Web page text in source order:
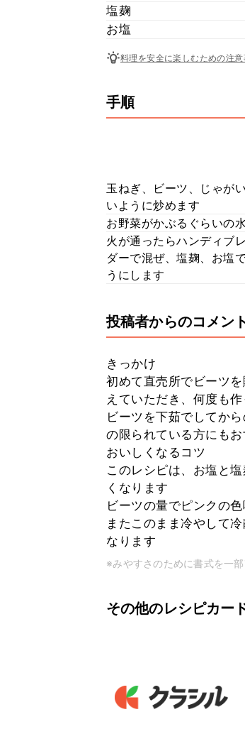
塩麹
お塩
料理を安全に楽しむための注意
手順
玉ねぎ、ビーツ、じゃが
いように炒めます
お野菜がかぶるぐらいの
火が通ったらハンディブ
ダーで混ぜ、塩麹、お塩
うにします
投稿者からのコメン
きっかけ
初めて直売所でビーツ
えていただき、何度も作
ビーツを下茹でしてか
の限られている方にも
おいしくなるコツ
このレシピは、お塩と
くなります
ビーツの量でピンクの
またこのまま冷やして
なります
※みやすさのために書式を一部
その他のレシピカー